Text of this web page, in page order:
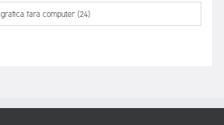
grafica fara computer (24)